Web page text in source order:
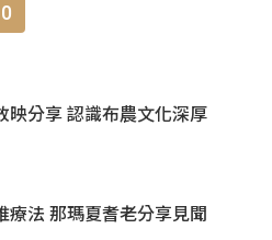
映分享 認識布農文化深厚
療法 那瑪夏耆老分享見聞